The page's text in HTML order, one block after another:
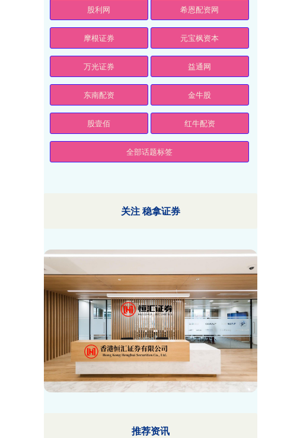
股利网 希恩配资网
摩根证券 元宝枫资本
万光证券 益通网
东南配资 金牛股
股壹佰 红牛配资
全部话题标签
关注 稳拿证券
推荐资讯